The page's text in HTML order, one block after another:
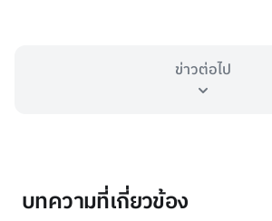
ข่าวต่อไป
บทความที่เกี่ยวข้อง